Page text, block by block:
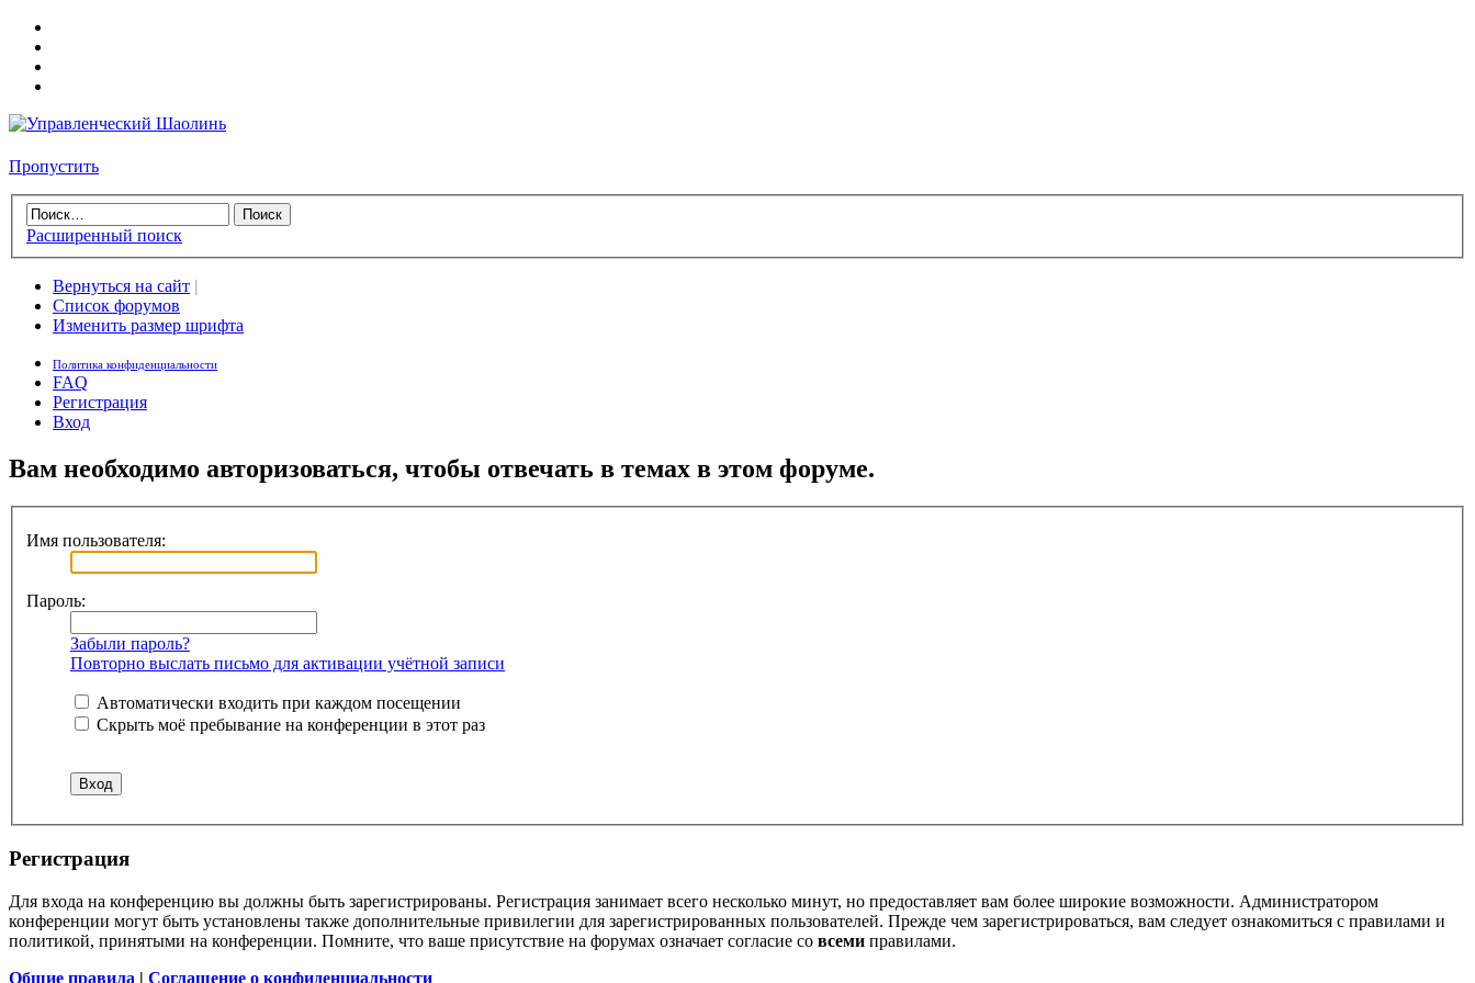
Пропустить
Расширенный поиск
Вернуться на сайт |
Список форумов
Изменить размер шрифта
Политика конфиденциальности
FAQ
Регистрация
Вход
Вам необходимо авторизоваться, чтобы отвечать в темах в этом форуме.
Имя пользователя:
Пароль:
Забыли пароль?
Повторно выслать письмо для активации учётной записи
Автоматически входить при каждом посещении
Скрыть моё пребывание на конференции в этот раз
Регистрация
Для входа на конференцию вы должны быть зарегистрированы. Регистрация занимает всего несколько минут, но предоставляет вам более широкие возможности. Администратором
конференции могут быть установлены также дополнительные привилегии для зарегистрированных пользователей. Прежде чем зарегистрироваться, вам следует ознакомиться с правилами и
политикой, принятыми на конференции. Помните, что ваше присутствие на форумах означает согласие со всеми правилами.
Общие правила | Соглашение о конфиденциальности